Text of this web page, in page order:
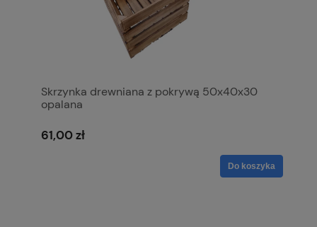
Skrzynka drewniana z pokrywą 50x40x30
opalana
61,00 zł
Do koszyka